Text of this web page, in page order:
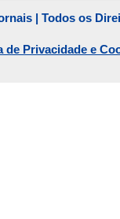
| Todos os
de Privacidade e